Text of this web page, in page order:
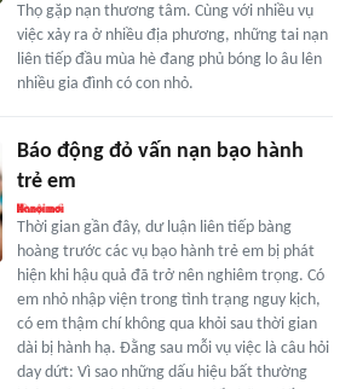
Thọ gặp nạn thương tâm. Cùng với nhiều vụ
việc xảy ra ở nhiều địa phương, những tai nạn
liên tiếp đầu mùa hè đang phủ bóng lo âu lên
nhiều gia đình có con nhỏ.
Báo động đỏ vấn nạn bạo hành
trẻ em
Thời gian gần đây, dư luận liên tiếp bàng
hoàng trước các vụ bạo hành trẻ em bị phát
hiện khi hậu quả đã trở nên nghiêm trọng. Có
em nhỏ nhập viện trong tình trạng nguy kịch,
có em thậm chí không qua khỏi sau thời gian
dài bị hành hạ. Đằng sau mỗi vụ việc là câu hỏi
day dứt: Vì sao những dấu hiệu bất thường